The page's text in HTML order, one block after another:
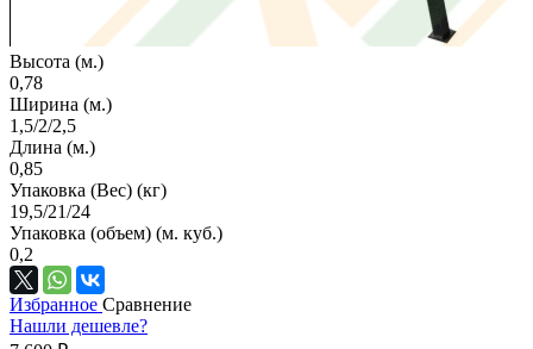
Высота (м.)
0,78
Ширина (м.)
1,5/2/2,5
Длина (м.)
0,85
Упаковка (Вес) (кг)
19,5/21/24
Упаковка (объем) (м. куб.)
0,2
Избранное Сравнение
Нашли дешевле?